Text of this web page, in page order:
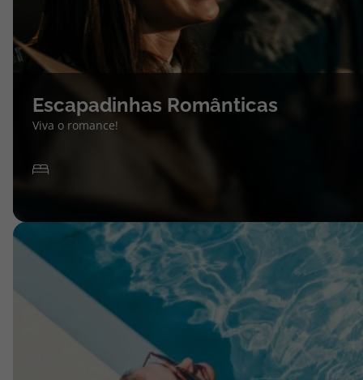
Escapadinhas Românticas
Viva o romance!